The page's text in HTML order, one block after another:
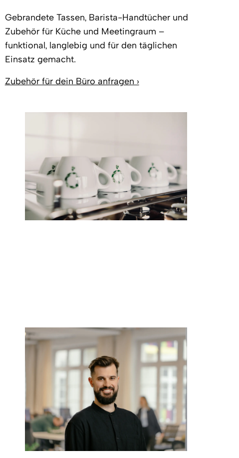
Gebrandete Tassen, Barista-Handtücher und
Zubehör für Küche und Meetingraum –
funktional, langlebig und für den täglichen
Einsatz gemacht.
Zubehör für dein Büro anfragen ›